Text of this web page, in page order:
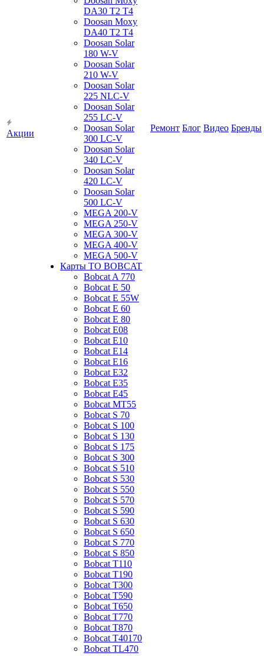
Акции
DA30 T2 T4
Doosan Moxy
DA40 T2 T4
Doosan Solar
180 W-V
Doosan Solar
210 W-V
Doosan Solar
225 NLC-V
Doosan Solar
255 LC-V
Doosan Solar
300 LC-V
Doosan Solar
340 LC-V
Doosan Solar
420 LC-V
Doosan Solar
500 LC-V
MEGA 200-V
MEGA 250-V
MEGA 300-V
MEGA 400-V
MEGA 500-V
Карты ТО BOBCAT
Bobcat A 770
Bobcat E 50
Bobcat E 55W
Bobcat E 60
Bobcat E 80
Bobcat E08
Bobcat E10
Bobcat E14
Bobcat E16
Bobcat E32
Bobcat E35
Bobcat E45
Bobcat MT55
Bobcat S 70
Bobcat S 100
Bobcat S 130
Bobcat S 175
Bobcat S 300
Bobcat S 510
Bobcat S 530
Bobcat S 550
Bobcat S 570
Bobcat S 590
Bobcat S 630
Bobcat S 650
Bobcat S 770
Bobcat S 850
Bobcat T110
Bobcat T190
Bobcat T300
Bobcat T590
Bobcat T650
Bobcat T770
Bobcat T870
Bobcat T40170
Bobcat TL470
Ремонт Блог Видео Бренды